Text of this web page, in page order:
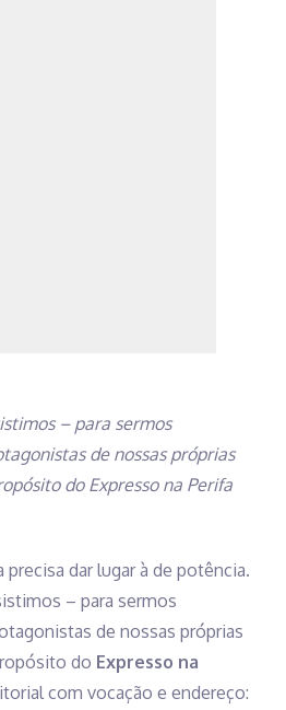
– para sermos
de nossas próprias
do Expresso na Perifa
precisa dar lugar à de potência.
– para sermos
de nossas próprias
do Expresso na
com vocação e endereço: